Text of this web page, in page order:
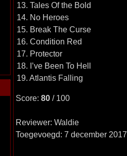
13. Tales Of the Bold
14. No Heroes
15. Break The Curse
16. Condition Red
17. Protector
18. I’ve Been To Hell
19. Atlantis Falling
Score: 80/ 100
Reviewer: Waldie
Toegevoegd: 7 december 2017